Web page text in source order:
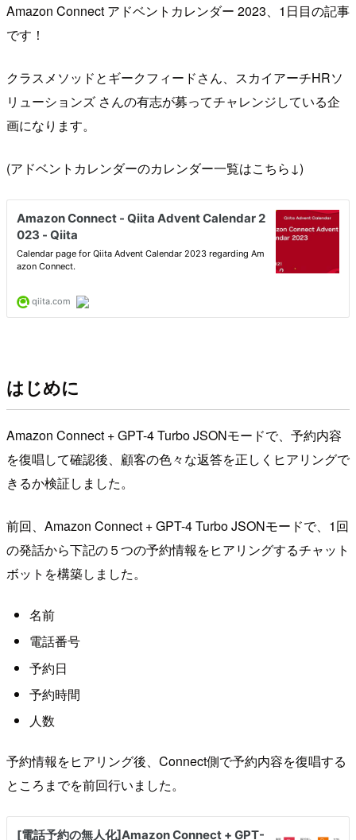
Amazon Connect アドベントカレンダー 2023、1日目の記事
です！
クラスメソッドとギークフィードさん、スカイアーチHRソ
リューションズ さんの有志が募ってチャレンジしている企
画になります。
(アドベントカレンダーのカレンダー一覧はこちら↓)
はじめに
Amazon Connect + GPT-4 Turbo JSONモードで、予約内容
を復唱して確認後、顧客の色々な返答を正しくヒアリングで
きるか検証しました。
前回、Amazon Connect + GPT-4 Turbo JSONモードで、1回
の発話から下記の５つの予約情報をヒアリングするチャット
ボットを構築しました。
名前
電話番号
予約日
予約時間
人数
予約情報をヒアリング後、Connect側で予約内容を復唱する
ところまでを前回行いました。